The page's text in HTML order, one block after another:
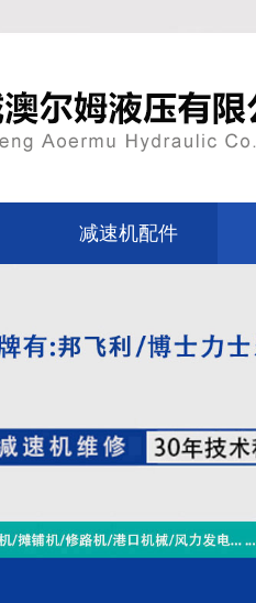
减速机配件